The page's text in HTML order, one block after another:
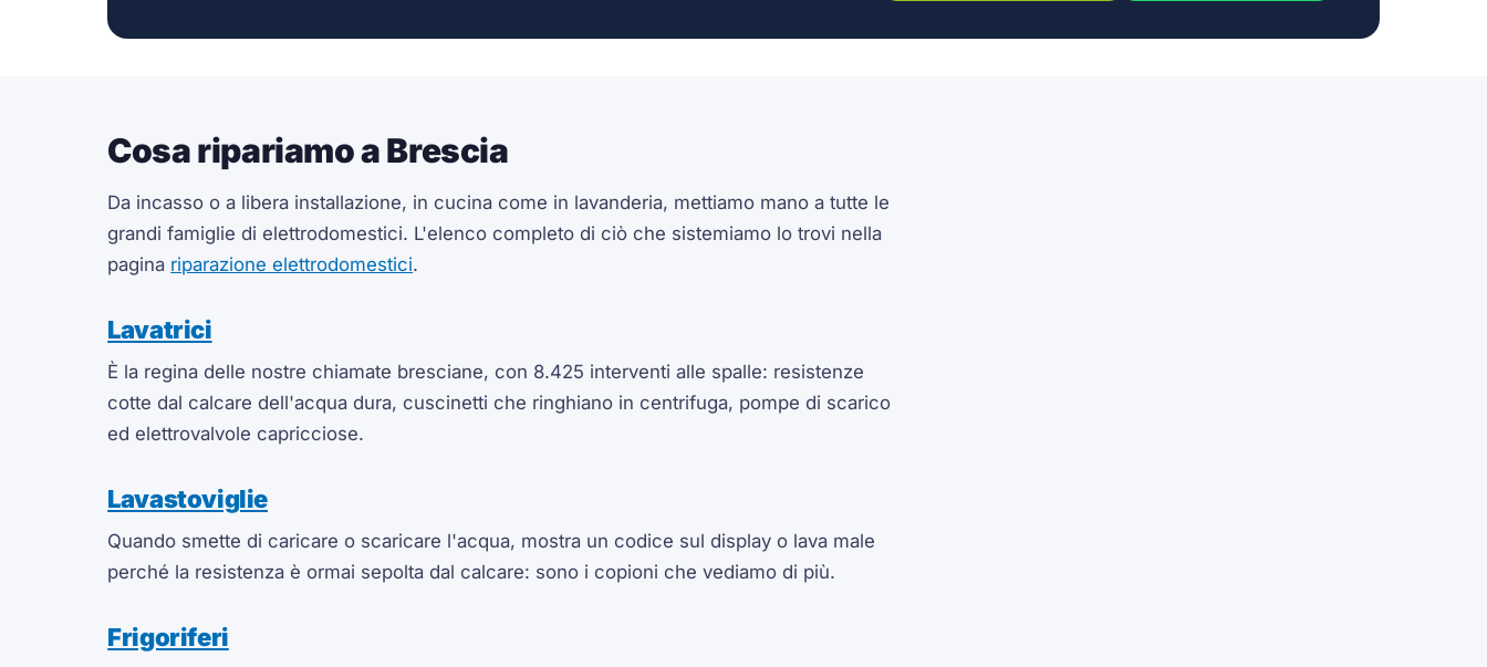
Cosa ripariamo a Brescia
Da incasso o a libera installazione, in cucina come in lavanderia, mettiamo mano a tutte le
grandi famiglie di elettrodomestici. L'elenco completo di ciò che sistemiamo lo trovi nella
pagina riparazione elettrodomestici.
Lavatrici
È la regina delle nostre chiamate bresciane, con 8.425 interventi alle spalle: resistenze
cotte dal calcare dell'acqua dura, cuscinetti che ringhiano in centrifuga, pompe di scarico
ed elettrovalvole capricciose.
Lavastoviglie
Quando smette di caricare o scaricare l'acqua, mostra un codice sul display o lava male
perché la resistenza è ormai sepolta dal calcare: sono i copioni che vediamo di più.
Frigoriferi